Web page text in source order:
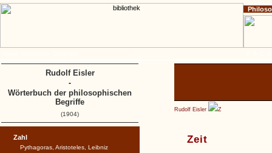
Rudolf Eisler Z
Zeit
Zahl
Pythagoras, Aristoteles, Leibniz
Rudolf Eisler
-
Wörterbuch der philosophischen
Begriffe
(1904)